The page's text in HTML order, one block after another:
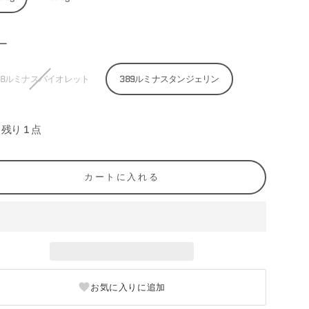
ルミナスバイオレット 389ルミナスタンジェリン
残り 1 点
カートに入れる
お気に入りに追加